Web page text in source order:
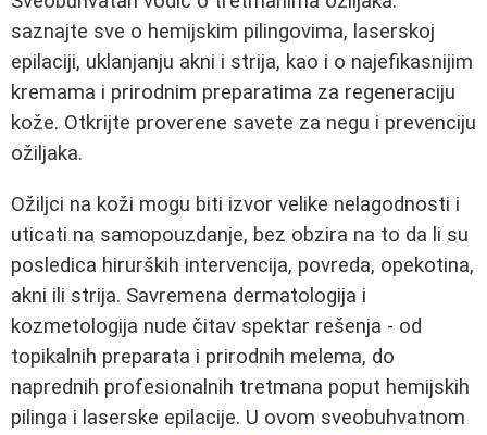
saznajte sve o hemijskim pilingovima, laserskoj
epilaciji, uklanjanju akni i strija, kao i o najefikasnijim
kremama i prirodnim preparatima za regeneraciju
kože. Otkrijte proverene savete za negu i prevenciju
ožiljaka.
Ožiljci na koži mogu biti izvor velike nelagodnosti i
uticati na samopouzdanje, bez obzira na to da li su
posledica hirurških intervencija, povreda, opekotina,
akni ili strija. Savremena dermatologija i
kozmetologija nude čitav spektar rešenja - od
topikalnih preparata i prirodnih melema, do
naprednih profesionalnih tretmana poput hemijskih
pilinga i laserske epilacije. U ovom sveobuhvatnom